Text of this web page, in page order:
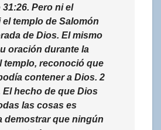
Pero ni el
templo de Salomón
de Dios. El mismo
oración durante la
templo, reconoció que
contener a Dios. 2
El hecho de que Dios
las cosas es
demostrar que ningún